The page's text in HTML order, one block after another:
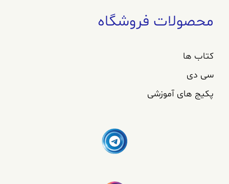
محصولات فروشگاه
کتاب ها
سی دی
پکیج های آموزشی